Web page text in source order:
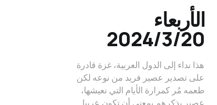
الأربعاء
2024/3/20
هذا نداء إلى الدول العربية، غزة قادرة
على تصدير عصير فريد من نوعه لكن
طعمه مُر كمرارة الأيام التي نعيشها،
عصير يذكرهم بمعنى أن تكون عربيا.